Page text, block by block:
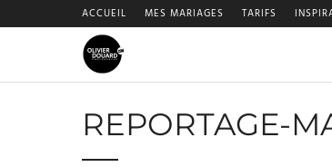
ACCUEIL MES MARIAGES TARIFS
REPORTAGE-